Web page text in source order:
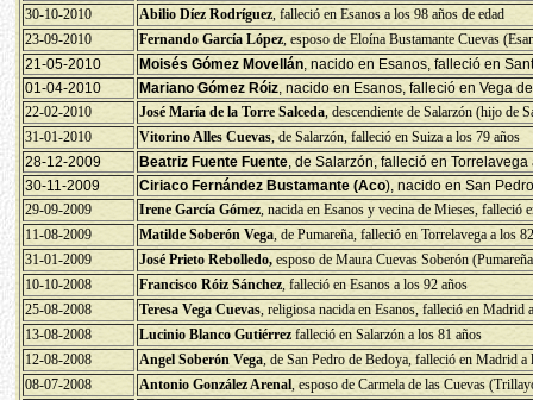
30-10-2010
Abilio Díez Rodríguez, falleció en Esanos a los 98 años de edad
23-09-2010
Fernando García López, esposo de Eloína Bustamante Cuevas
21-05-2010
Moisés Gómez Movellán, nacido en Esanos, falleció en
01-04-2010
Mariano Gómez Róiz, nacido en Esanos, falleció en Vega
22-02-2010
José María de la Torre Salceda, descendiente de Salarzón (hijo de
31-01-2010
Vitorino Alles Cuevas, de Salarzón, falleció en Suiza a los 79 años
28-12-2009
Beatriz Fuente Fuente, de Salarzón, falleció en
30-11-2009
Ciriaco Fernández Bustamante (Aco), nacido en San
29-09-2009
Irene García Gómez, nacida en Esanos y vecina de Mieses, falleció
11-08-2009
Matilde Soberón Vega, de Pumareña, falleció en Torrelavega a los
31-01-2009
José Prieto Rebolledo, esposo de Maura Cuevas Soberón
10-10-2008
Francisco Róiz Sánchez, falleció en Esanos a los 92 años
25-08-2008
Teresa Vega Cuevas, religiosa nacida en Esanos, falleció en Madrid
13-08-2008
Lucinio Blanco Gutiérrez falleció en Salarzón a los 81 años
12-08-2008
Angel Soberón Vega, de San Pedro de Bedoya, falleció en Madrid a
08-07-2008
Antonio González Arenal, esposo de Carmela de las Cuevas